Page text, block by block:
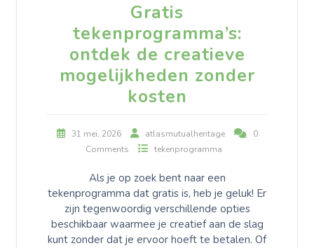
Gratis
tekenprogramma’s:
ontdek de creatieve
mogelijkheden zonder
kosten
31 mei, 2026 atlasmutualheritage
0
Comments
tekenprogramma
Als je op zoek bent naar een
tekenprogramma dat gratis is, heb je geluk! Er
zijn tegenwoordig verschillende opties
beschikbaar waarmee je creatief aan de slag
kunt zonder dat je ervoor hoeft te betalen. Of